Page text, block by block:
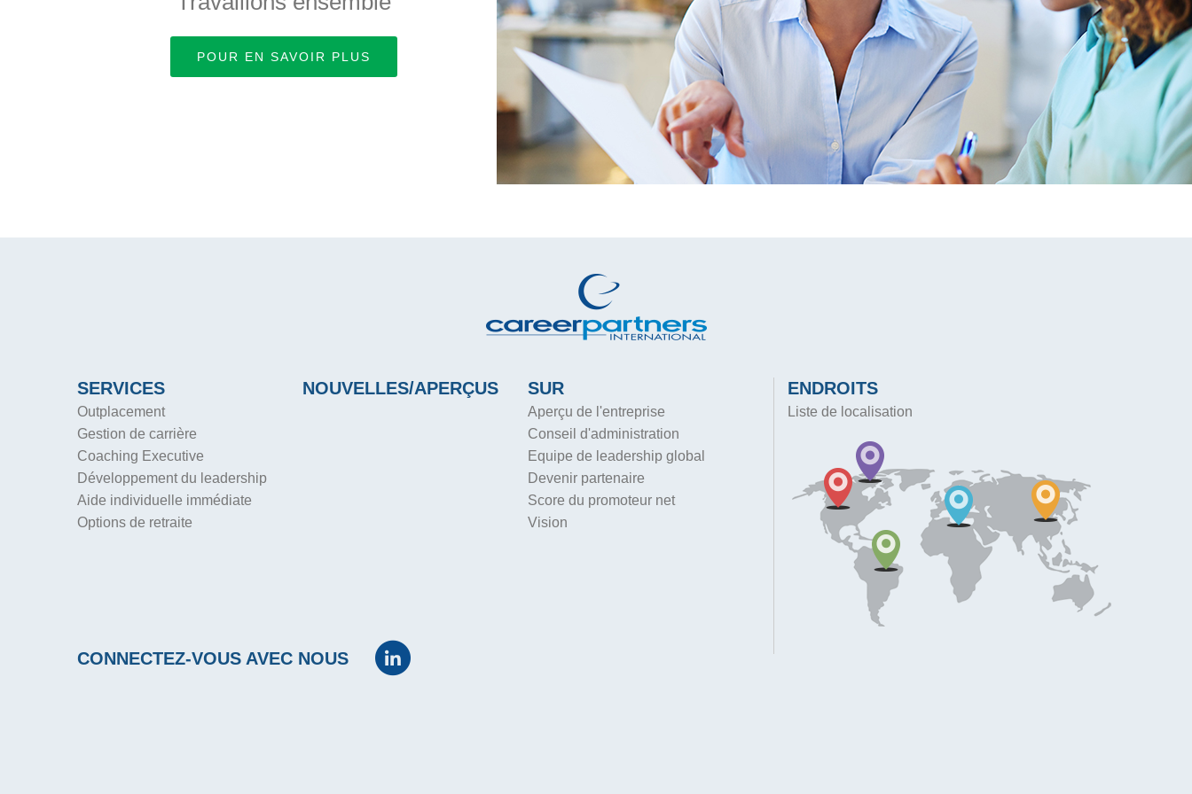
POUR EN SAVOIR PLUS
SERVICES
Outplacement
Gestion de carrière
Coaching Executive
Développement du leadership
Aide individuelle immédiate
Options de retraite
NOUVELLES/APERÇUS SUR
Aperçu de l'entreprise
Conseil d'administration
Equipe de leadership global
Devenir partenaire
Score du promoteur net
Vision
CONNECTEZ-VOUS AVEC NOUS
ENDROITS
Liste de localisation